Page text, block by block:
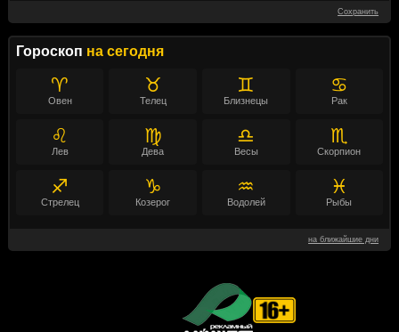
Сохранить
Гороскоп на сегодня
♈
Овен
♉
Телец
♊
Близнецы
♋
Рак
♌
Лев
♍
Дева
♎
Весы
♏
Скорпион
♐
Стрелец
♑
Козерог
♒
Водолей
♓
Рыбы
на ближайшие дни